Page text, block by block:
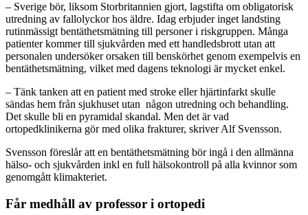
– Sverige bör, liksom Storbritannien gjort, lagstifta om obligatorisk
utredning av fallolyckor hos äldre. Idag erbjuder inget landsting
rutinmässigt bentäthetsmätning till personer i riskgruppen. Många
patienter kommer till sjukvården med ett handledsbrott utan att
personalen undersöker orsaken till benskörhet genom exempelvis en
bentäthetsmätning, vilket med dagens teknologi är mycket enkel.
– Tänk tanken att en patient med stroke eller hjärtinfarkt skulle
sändas hem från sjukhuset utan någon utredning och behandling.
Det skulle bli en pyramidal skandal. Men det är vad
ortopedklinikerna gör med olika frakturer, skriver Alf Svensson.
Svensson föreslår att en bentäthetsmätning bör ingå i den allmänna
hälso- och sjukvården inkl en full hälsokontroll på alla kvinnor som
genomgått klimakteriet.
Får medhåll av professor i ortopedi